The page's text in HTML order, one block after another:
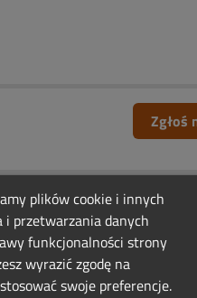
Zgłoś
plików cookie i innych
przetwarzania danych
funkcjonalności strony
wyrazić zgodę na
swoje preferencje.